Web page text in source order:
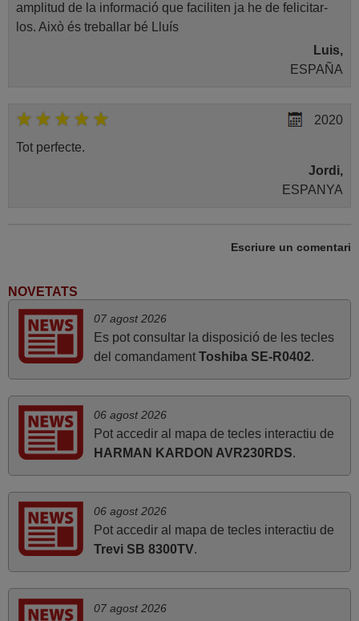
amplitud de la informació que faciliten ja he de felicitar-
los. Això és treballar bé Lluís
Luis,
ESPAÑA
2020
Tot perfecte.
Jordi,
ESPANYA
juny 2020
abril 2020
ESPAÑA
Servei eficient i ràpid. Gràcies.
Joan Manel,
Escriure un comentari
NOVETATS
07 agost 2026
Es pot consultar la disposició de les tecles
del comandament Toshiba SE-R0402.
06 agost 2026
Pot accedir al mapa de tecles interactiu de
HARMAN KARDON AVR230RDS.
06 agost 2026
Pot accedir al mapa de tecles interactiu de
Trevi SB 8300TV.
07 agost 2026